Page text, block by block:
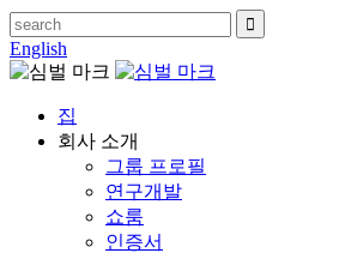
English
집
회사 소개
그룹 프로필
연구개발
쇼룸
인증서